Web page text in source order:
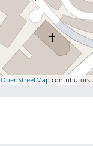
OpenStreetMap contributors